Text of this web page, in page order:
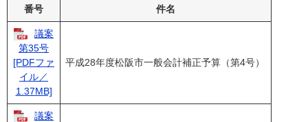
番号
件名
議案
第35号
[PDFファ
イル／
1.37MB]
平成28年度松阪市一般会計補正予算（第4号）
議案